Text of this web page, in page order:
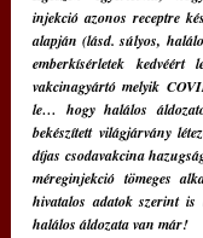
injekció azonos receptre
alapján (lásd. súlyos,
emberkísérletek kedvéért
vakcinagyártó melyik
le… hogy halálos
bekészített világjárvány
díjas csodavakcina
méreginjekció tömeges
hivatalos adatok szerint is
halálos áldozata van már!